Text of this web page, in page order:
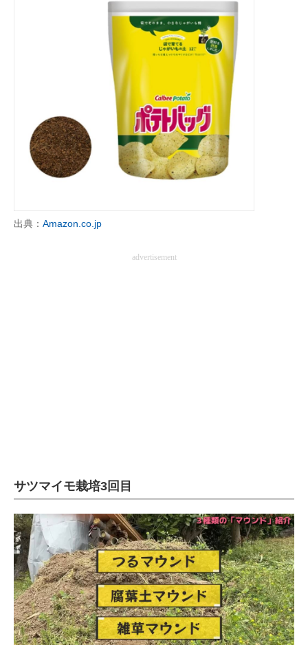
進化するPCとデバイスの未来
好きが集まる 比べて選べる
ビジネスと働き方のヒント
AI活用のいまが分かる
企業ITのトレンドを詳説
経営リーダーのコミュニティ
ITエンジニア向け専門サイト
企業向けIT製品の総合サイト
ちょっと気になるネットの話題
出典： Amazon.co.jp
advertisement
サツマイモ栽培3回目